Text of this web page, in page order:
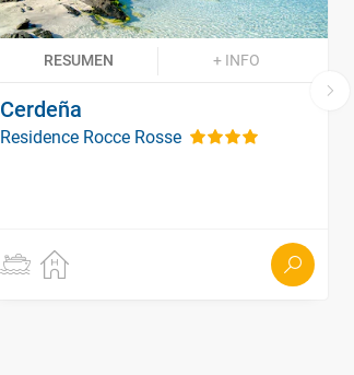
RESUMEN + INFO
Cerdeña
Residence Rocce Rosse